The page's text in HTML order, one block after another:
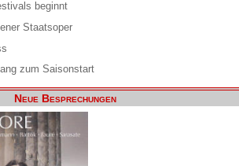
beginnt
Staatsoper
zum Saisonstart
Neue Besprechungen